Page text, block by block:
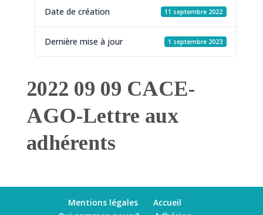
Date de création 11 septembre 2022
Dernière mise à jour 1 septembre 2023
2022 09 09 CACE-
AGO-Lettre aux
adhérents
Mentions légales
Accueil